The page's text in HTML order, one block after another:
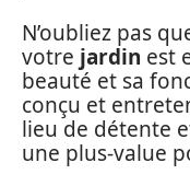
N’oubliez pas
votre jardin est
beauté et sa
conçu et
lieu de détente
une plus-value